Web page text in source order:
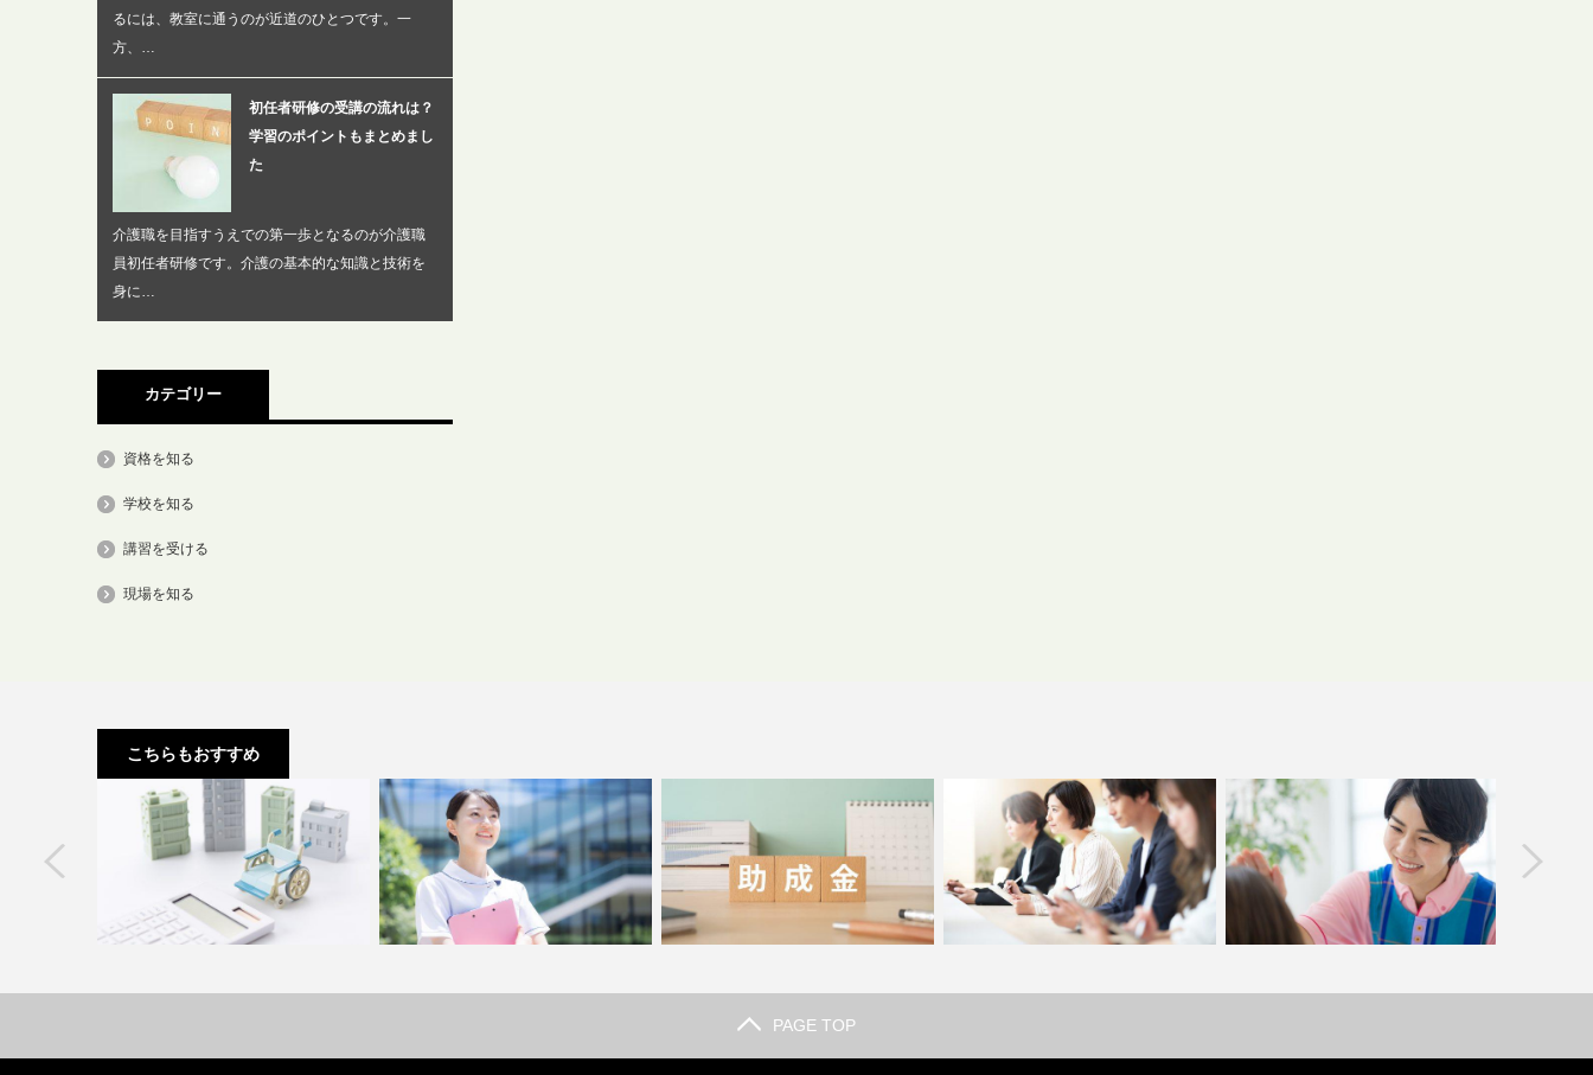
るには、教室に通うのが近道のひとつです。一
方、…
初任者研修の受講の流れは？
学習のポイントもまとめまし
た
介護職を目指すうえでの第一歩となるのが介護職
員初任者研修です。介護の基本的な知識と技術を
身に…
カテゴリー
資格を知る
学校を知る
講習を受ける
現場を知る
こちらもおすすめ
ア教員講
介護にかかる費用ってどれくらい？制
福祉の仕事ってどんな内容？未経験か
福祉を学ぶのにかかる費用は？支援制
初任者研修の講習スケジュールは？事
北海道で受けられる医療的ケア教員講
介護にか
PAGE TOP